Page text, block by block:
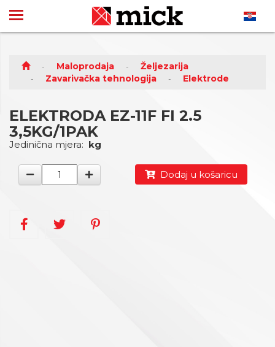
Maloprodaja
Željezarija
Zavarivačka tehnologija
Elektrode
ELEKTRODA EZ-11F FI 2.5
3,5KG/1PAK
Jedinična mjera: kg
Dodaj u košaricu